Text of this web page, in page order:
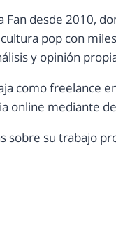
Fan desde 2010,
pop con
y opinión
como freelance
online mediante
sobre su trabajo